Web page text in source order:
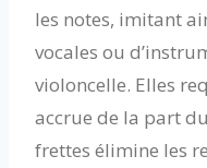
les notes, imitant
vocales ou
violoncelle. Elles
accrue de la part
frettes élimine les